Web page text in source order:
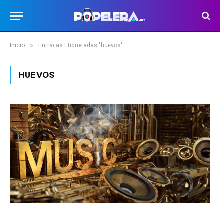
Inicio » Entradas Etiquetadas "huevos"
HUEVOS